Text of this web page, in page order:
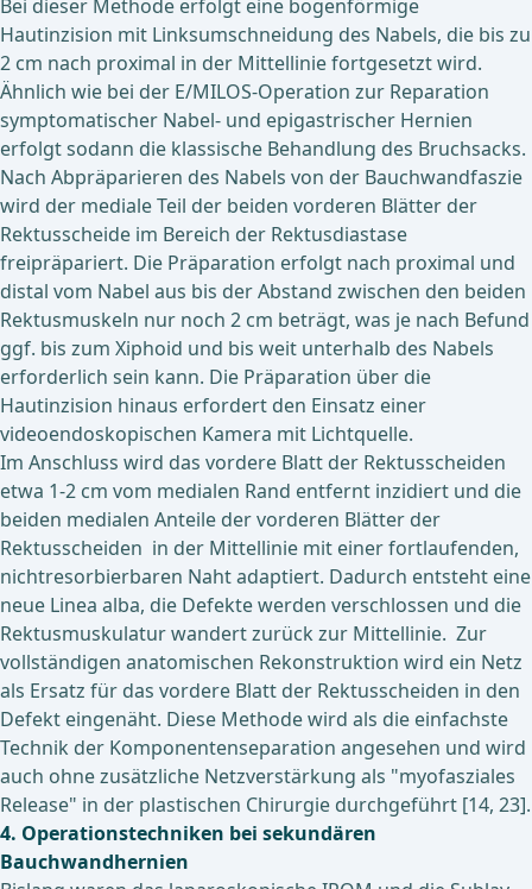
Bei dieser Methode erfolgt eine bogenförmige
Hautinzision mit Linksumschneidung des Nabels, die bis zu
2 cm nach proximal in der Mittellinie fortgesetzt wird.
Ähnlich wie bei der E/MILOS-Operation zur Reparation
symptomatischer Nabel- und epigastrischer Hernien
erfolgt sodann die klassische Behandlung des Bruchsacks.
Nach Abpräparieren des Nabels von der Bauchwandfaszie
wird der mediale Teil der beiden vorderen Blätter der
Rektusscheide im Bereich der Rektusdiastase
freipräpariert. Die Präparation erfolgt nach proximal und
distal vom Nabel aus bis der Abstand zwischen den beiden
Rektusmuskeln nur noch 2 cm beträgt, was je nach Befund
ggf. bis zum Xiphoid und bis weit unterhalb des Nabels
erforderlich sein kann. Die Präparation über die
Hautinzision hinaus erfordert den Einsatz einer
videoendoskopischen Kamera mit Lichtquelle.
Im Anschluss wird das vordere Blatt der Rektusscheiden
etwa 1-2 cm vom medialen Rand entfernt inzidiert und die
beiden medialen Anteile der vorderen Blätter der
Rektusscheiden in der Mittellinie mit einer fortlaufenden,
nichtresorbierbaren Naht adaptiert. Dadurch entsteht eine
neue Linea alba, die Defekte werden verschlossen und die
Rektusmuskulatur wandert zurück zur Mittellinie. Zur
vollständigen anatomischen Rekonstruktion wird ein Netz
als Ersatz für das vordere Blatt der Rektusscheiden in den
Defekt eingenäht. Diese Methode wird als die einfachste
Technik der Komponentenseparation angesehen und wird
auch ohne zusätzliche Netzverstärkung als "myofasziales
Release" in der plastischen Chirurgie durchgeführt [14, 23].
4. Operationstechniken bei sekundären
Bauchwandhernien